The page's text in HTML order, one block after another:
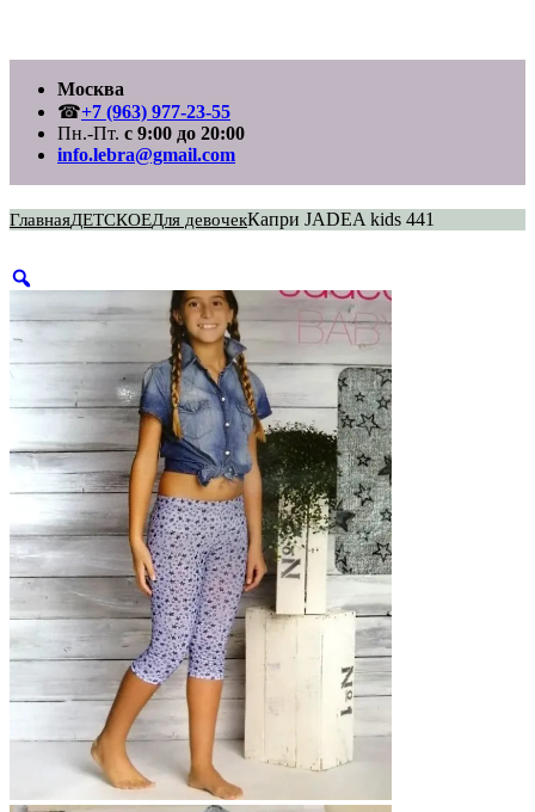
содержимому
Москва
☎+7 (963) 977-23-55
Пн.-Пт. с 9:00 до 20:00
info.lebra@gmail.com
ГлавнаяДЕТСКОЕДля девочекКапри JADEA kids 441